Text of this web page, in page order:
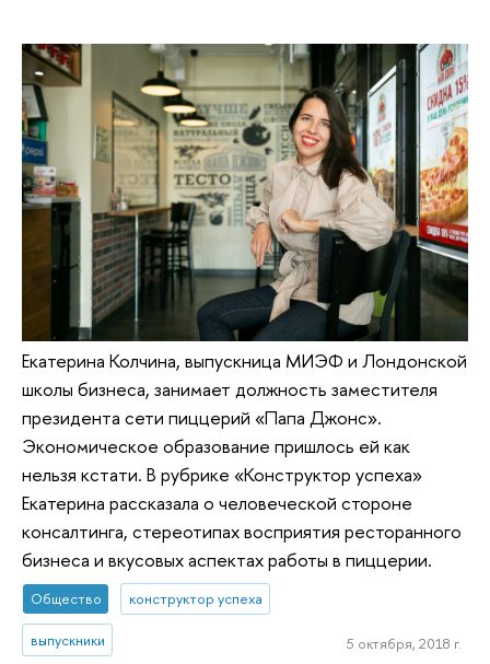
Екатерина Колчина, выпускница МИЭФ и Лондонской
школы бизнеса, занимает должность заместителя
президента сети пиццерий «Папа Джонс».
Экономическое образование пришлось ей как
нельзя кстати. В рубрике «Конструктор успеха»
Екатерина рассказала о человеческой стороне
консалтинга, стереотипах восприятия ресторанного
бизнеса и вкусовых аспектах работы в пиццерии.
Общество конструктор успеха
выпускники 5 октября, 2018 г.